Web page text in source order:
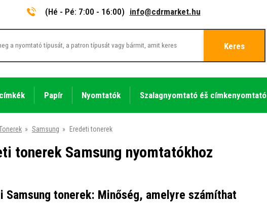
(Hé - Pé: 7:00 - 16:00) info@cdrmarket.hu
Keres
Papír Nyomtatók Szalagnyomtató éš címkenyomtató
» Samsung » Eredeti tonerek
tonerek Samsung nyomtatókhoz
Samsung tonerek: Minőség, amelyre számíthat